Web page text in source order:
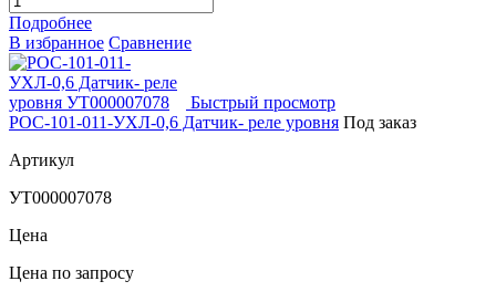
Подробнее
В избранное Сравнение
Быстрый просмотр
РОС-101-011-УХЛ-0,6 Датчик- реле уровня Под заказ
Артикул
УТ000007078
Цена
Цена по запросу